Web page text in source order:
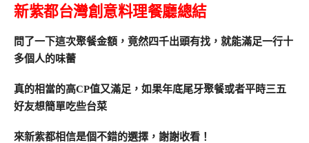
新紫都台灣創意料理餐廳總結
問了一下這次聚餐金額，竟然四千出頭有找，就能滿足一行十
多個人的味蕾
真的相當的高CP值又滿足， 如果年底尾牙聚餐或者平時三五
好友想簡單吃些台菜
來新紫都相信是個不錯的選擇，謝謝收看！